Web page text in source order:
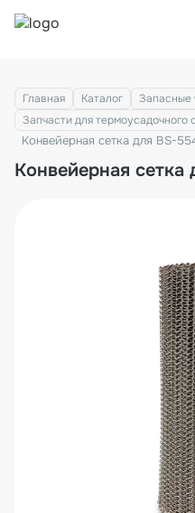
Главная Каталог
Запасные
Запчасти для термоусадочного
Конвейерная сетка для BS-
Конвейерная